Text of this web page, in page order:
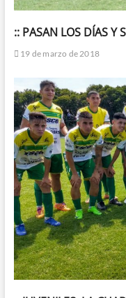
:: PASAN LOS DÍAS Y
19 de marzo de 2018